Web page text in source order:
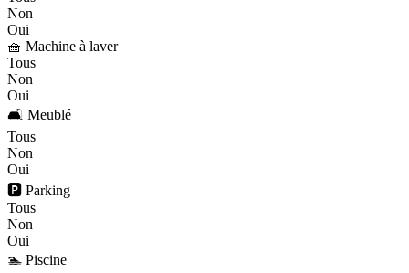
Non
Oui
🧺 Machine à laver
Tous
Non
Oui
🛋️ Meublé
Tous
Non
Oui
🅿️ Parking
Tous
Non
Oui
🏊 Piscine